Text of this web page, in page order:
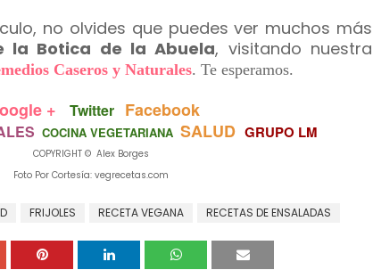
no olvides que puedes ver muchos más
la Botica de la Abuela, visitando nuestra
Caseros y Naturales. Te esperamos.
+ Twitter Facebook
COCINA VEGETARIANA SALUD GRUPO LM
COPYRIGHT © Alex Borges
Foto Por Cortesía: vegrecetas.com
FRIJOLES RECETA VEGANA RECETAS DE ENSALADAS